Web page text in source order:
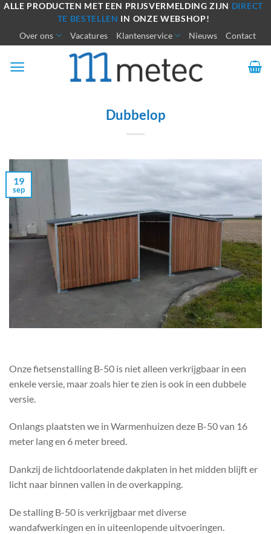
Ga
inhoud
ALLE PRODUCTEN MET EEN PRIJSVERMELDING ZIJN DIRECT
TE BESTELLEN IN ONZE WEBSHOP!
Over ons Vacatures Klantenservice Nieuws Contact
Dubbelop
19
sep
Onze fietsenstalling B-50 is niet alleen verkrijgbaar in een
enkele versie, maar zoals hier te zien is ook in een dubbele
versie.
Onlangs plaatsten we in Warmenhuizen deze B-50 van 16
meter lang en 6 meter breed.
Dankzij de lichtdoorlatende dakplaten in het midden blijft er
licht naar binnen vallen in de overkapping.
De stalling B-50 is verkrijgbaar met diverse
wandafwerkingen en in uiteenlopende uitvoeringen.